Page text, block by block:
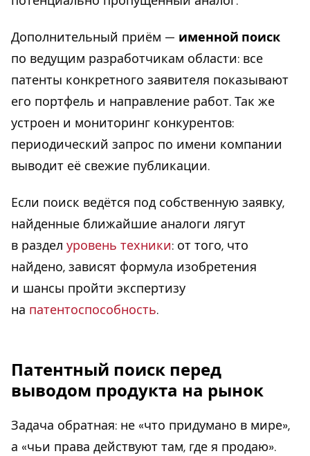
Дополнительный приём — именной поиск
по ведущим разработчикам области: все
патенты конкретного заявителя показывают
его портфель и направление работ. Так же
устроен и мониторинг конкурентов:
периодический запрос по имени компании
выводит её свежие публикации.
Если поиск ведётся под собственную заявку,
найденные ближайшие аналоги лягут
в раздел уровень техники: от того, что
найдено, зависят формула изобретения
и шансы пройти экспертизу
на патентоспособность.
Патентный поиск перед
выводом продукта на рынок
Задача обратная: не «что придумано в мире»,
а «чьи права действуют там, где я продаю».